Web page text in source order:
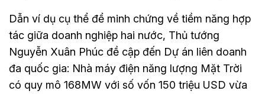
Dẫn ví dụ cụ thể để minh chứng về tiềm năng hợp
tác giữa doanh nghiệp hai nước, Thủ tướng
Nguyễn Xuân Phúc đề cập đến Dự án liên doanh
đa quốc gia: Nhà máy điện năng lượng Mặt Trời
có quy mô 168MW với số vốn 150 triệu USD vừa